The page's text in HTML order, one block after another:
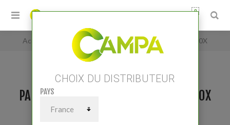
0
Accueil PANNEAU CONVOI AGRICOLE 1200X400X
PANNEAU CONVOI AGRICOLE 1200X400X
CHOIX DU DISTRIBUTEUR
PAYS